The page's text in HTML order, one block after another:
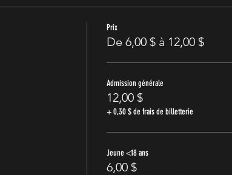
Prix
De 6,00 $ à 12,00 $
Admission générale
12,00 $
+ 0,30 $ de frais de billetterie
Jeune <18 ans
6,00 $